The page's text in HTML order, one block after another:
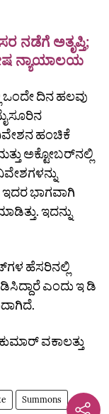
ನಡೆಗೆ ಅತೃಪ್ತಿ;
ನ್ಯಾಯಾಲಯ
ಒಂದೇ ದಿನ ಹಲವು
ಹಂಚಿಕೆ
ಅಕ್ಟೋಬರ್‌ನಲ್ಲಿ
ಇದರ ಭಾಗವಾಗಿ
ಇದನ್ನು
ಹೆಸರಿನಲ್ಲಿ
ಎಂದು ಇ ಡಿ
ವಕಾಲತ್ತು
Summons